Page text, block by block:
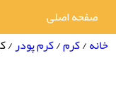
صفحه اصلی
خانه/کرم/کرم پودر/